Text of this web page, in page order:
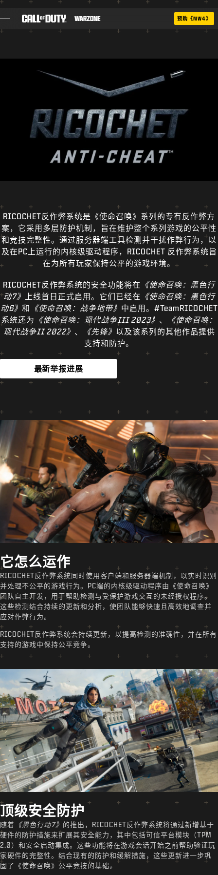
第05赛季
战术地图集
商店
支援
登录|注册
预购《MW4》
RICOCHET反作弊系统是《使命召唤》系列的专有反作弊方
案，它采用多层防护机制，旨在维护整个系列游戏的公平性
和竞技完整性。通过服务器端工具检测并干扰作弊行为，以
及在PC上运行的内核级驱动程序，RICOCHET 反作弊系统旨
在为所有玩家保持公平的游戏环境。
RICOCHET反作弊系统的安全功能将在
《使命召唤：黑色行
动7》
上线首日正式启用。它们已经在 《使命召唤：黑色行
动6》 和 《使命召唤：战争地带》 中启用。#TeamRICOCHET
系统还为 《使命召唤：现代战争III 2023》 、
《使命召唤：
现代战争II 2022》 、 《先锋》 以及该系列的其他作品提供
支持和防护。
最新举报进展
它怎么运作
RICOCHET反作弊系统同时使用客户端和服务器端机制，以实时识别
并处理不公平的游戏行为。PC端的内核级驱动程序由《使命召唤》
团队自主开发，用于帮助检测与受保护游戏交互的未经授权程序。
这些检测结合持续的更新和分析，使团队能够快速且高效地调查并
应对作弊行为。
RICOCHET反作弊系统会持续更新，以提高检测的准确性，并在所有
支持的游戏中保持公平竞争。
顶级安全防护
随着 《黑色行动7》 的推出，RICOCHET反作弊系统将通过新增基于
硬件的防护措施来扩展其安全能力，其中包括可信平台模块（TPM
2.0）和安全启动集成。这些功能将在游戏会话开始之前帮助验证玩
家硬件的完整性。结合现有的防护和缓解措施，这些更新进一步巩
固了《使命召唤》公平竞技的基础 。